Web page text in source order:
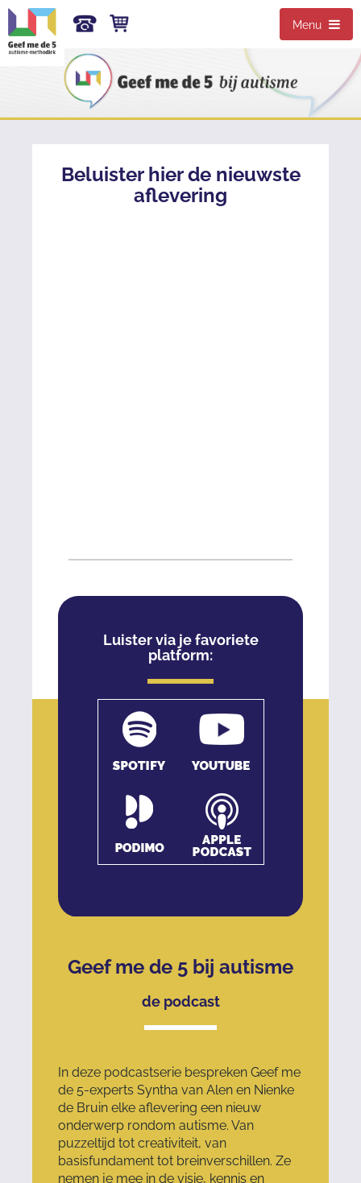
Menu
Beluister hier de nieuwste
aflevering
Luister via je favoriete
platform:
Geef me de 5 bij autisme
de podcast
In deze podcastserie bespreken Geef me
de 5-experts Syntha van Alen en Nienke
de Bruin elke aflevering een nieuw
onderwerp rondom autisme. Van
puzzeltijd tot creativiteit, van
basisfundament tot breinverschillen. Ze
nemen je mee in de visie, kennis en